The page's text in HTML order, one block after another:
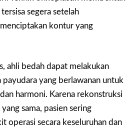
segera setelah
kontur yang
ahli bedah dapat melakukan
yang berlawanan untuk
harmoni. Karena rekonstruksi
sama, pasien sering
operasi secara keseluruhan dan